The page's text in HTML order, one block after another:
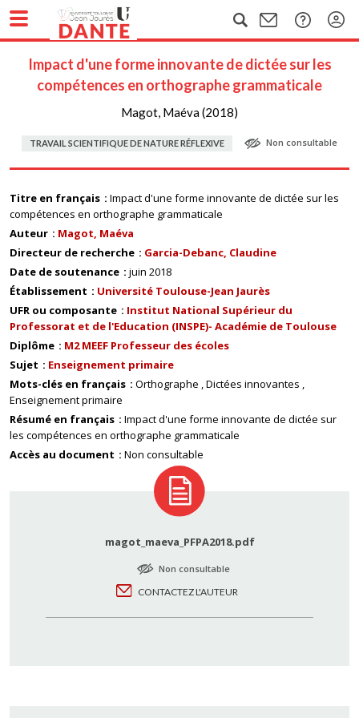
Impact d'une forme innovante de dictée sur les
compétences en orthographe grammaticale
Magot, Maéva (2018)
TRAVAIL SCIENTIFIQUE DE NATURE RÉFLEXIVE Non consultable
Titre en français
Impact d'une forme innovante de dictée sur les
compétences en orthographe grammaticale
Auteur
Magot, Maéva
Directeur de recherche
Garcia-Debanc, Claudine
Date de soutenance
juin 2018
Établissement
Université Toulouse-Jean Jaurès
UFR ou composante
Institut National Supérieur du
Professorat et de l'Education (INSPE)- Académie de Toulouse
Diplôme
M2 MEEF Professeur des écoles
Sujet
Enseignement primaire
Mots-clés en français
Orthographe Dictées innovantes
Enseignement primaire
Résumé en français
Impact d'une forme innovante de dictée sur
les compétences en orthographe grammaticale
Accès au document
Non consultable
magot_maeva_PFPA2018.pdf
Non consultable
CONTACTEZ L'AUTEUR